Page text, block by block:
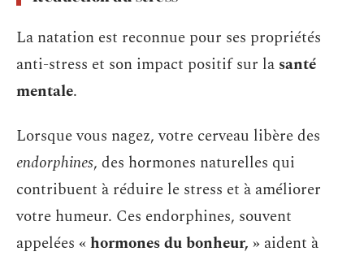
La natation est reconnue pour ses propriétés
anti-stress et son impact positif sur la santé
mentale.
Lorsque vous nagez, votre cerveau libère des
endorphines, des hormones naturelles qui
contribuent à réduire le stress et à améliorer
votre humeur. Ces endorphines, souvent
appelées « hormones du bonheur, » aident à